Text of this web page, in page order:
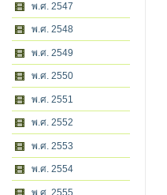
พ.ศ. 2547
พ.ศ. 2548
พ.ศ. 2549
พ.ศ. 2550
พ.ศ. 2551
พ.ศ. 2552
พ.ศ. 2553
พ.ศ. 2554
พ.ศ. 2555